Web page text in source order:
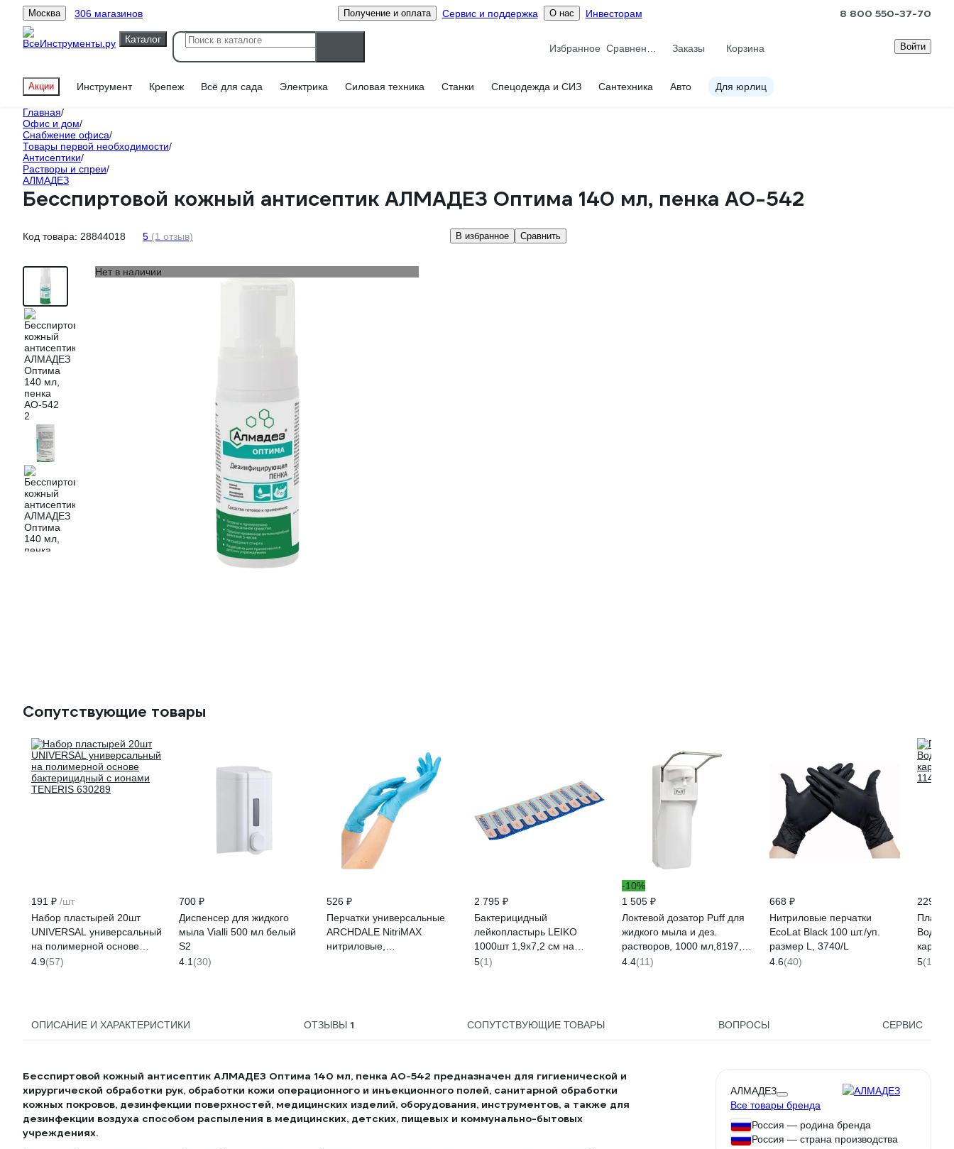
Москва 306 магазинов Получение и оплата Сервис и поддержка О нас Инвесторам 8 800 550-37-70
Каталог
Избранное
Заказы Корзина Войти
Акции Инструмент Крепеж Всё для сада Электрика Силовая техника Станки Спецодежда и СИЗ Сантехника Авто Для юрлиц
Главная/
Офис и дом/
Снабжение офиса/
Товары первой необходимости/
Антисептики/
Растворы и спреи/
АЛМАДЕЗ
Бесспиртовой кожный антисептик АЛМАДЕЗ Оптима 140 мл, пенка АО-542
Код товара: 28844018 5 (1 отзыв) В избранное Сравнить
Нет в наличии
Сопутствующие товары
191 ₽ /шт
Набор пластырей 20шт
UNIVERSAL универсальный
на полимерной основе
бактерицидный с ионами
4.9(57)
700 ₽
Диспенсер для жидкого
мыла Vialli 500 мл белый
S2
4.1 (30)
526 ₽
Перчатки универсальные
ARCHDALE NitriMAX
нитриловые,
2 795 ₽
Бактерицидный
лейкопластырь LEIKO
1000шт 1,9х7,2 см на
полимерной основе
5(1)
-10%
1 505 ₽
Локтевой дозатор Puff для
жидкого мыла и дез.
растворов, 1000 мл,8197,
пластиковый 0 1402.180
4.4(11)
668 ₽
Нитриловые перчатки
EcoLat Black 100 шт./уп.
размер L, 3740/L
4.6(40)
229 ₽
11434
5(1)
ОПИСАНИЕ И ХАРАКТЕРИСТИКИ ОТЗЫВЫ 1 СОПУТСТВУЮЩИЕ ТОВАРЫ ВОПРОСЫ СЕРВИС
Бесспиртовой кожный антисептик АЛМАДЕЗ Оптима 140 мл, пенка АО-542 предназначен для гигиенической и
хирургической обработки рук, обработки кожи операционного и инъекционного полей, санитарной обработки
кожных покровов, дезинфекции поверхностей, медицинских изделий, оборудования, инструментов, а также для
дезинфекции воздуха способом распыления в медицинских, детских, пищевых и коммунально-бытовых
учреждениях.
АЛМАДЕЗ
Все товары бренда
Россия — родина бренда
Россия — страна производства